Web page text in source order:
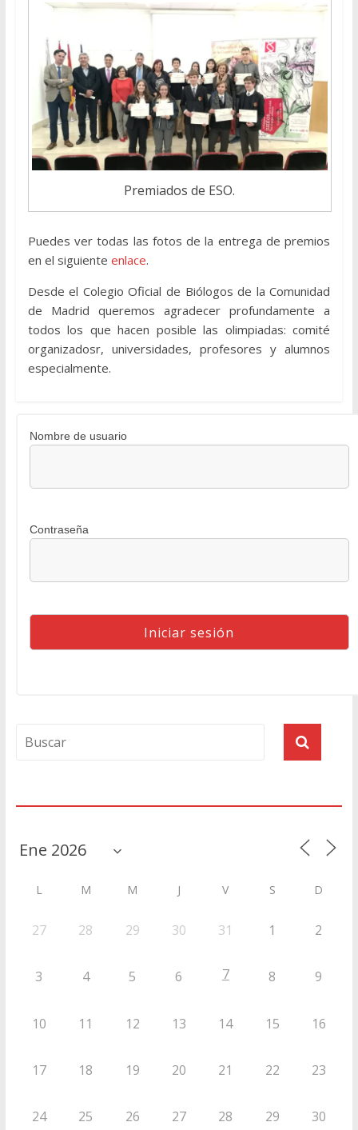
Premiados de ESO.
Puedes ver todas las fotos de la entrega de premios
en el siguiente enlace.
Desde el Colegio Oficial de Biólogos de la Comunidad
de Madrid queremos agradecer profundamente a
todos los que hacen posible las olimpiadas: comité
organizadosr, universidades, profesores y alumnos
especialmente.
Nombre de usuario
Contraseña
L M M J V S D
27 28 29 30 31 1 2
3 4 5 6 7 8 9
10 11 12 13 14 15 16
17 18 19 20 21 22 23
24 25 26 27 28 29 30